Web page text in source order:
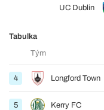
UC Dublin
Tabulka
Tým
4 Longford Town
5 Kerry FC